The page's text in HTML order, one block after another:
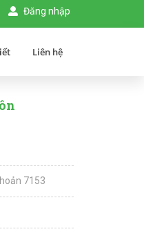
Đăng nhập
Liên hệ
7153